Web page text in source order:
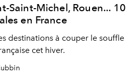
Saint-Michel, Rouen... 10
en France
destinations à couper le souffle
cet hiver.